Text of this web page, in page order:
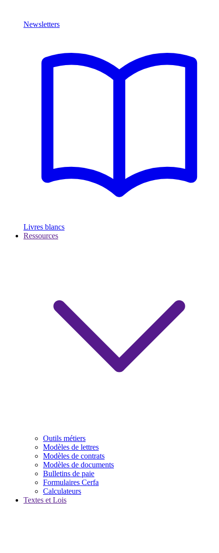
Newsletters
Livres blancs
Ressources
Outils métiers
Modèles de lettres
Modèles de contrats
Modèles de documents
Bulletins de paie
Formulaires Cerfa
Calculateurs
Textes et Lois